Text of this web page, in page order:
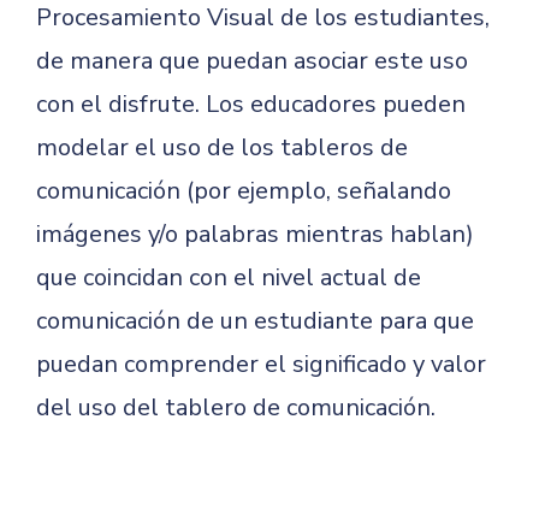
Procesamiento Visual de los estudiantes,
de manera que puedan asociar este uso
con el disfrute. Los educadores pueden
modelar el uso de los tableros de
comunicación (por ejemplo, señalando
imágenes y/o palabras mientras hablan)
que coincidan con el nivel actual de
comunicación de un estudiante para que
puedan comprender el significado y valor
del uso del tablero de comunicación.